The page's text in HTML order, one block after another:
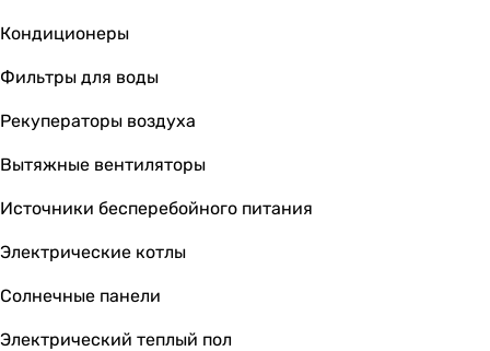
Кондиционеры
Фильтры для воды
Рекуператоры воздуха
Вытяжные вентиляторы
Источники бесперебойного питания
Электрические котлы
Солнечные панели
Электрический теплый пол